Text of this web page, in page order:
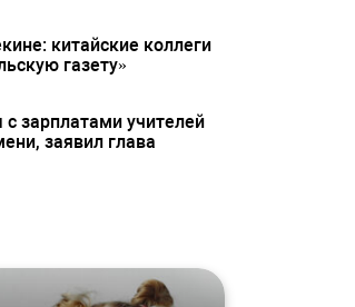
китайские коллеги
газету»
зарплатами учителей
заявил глава